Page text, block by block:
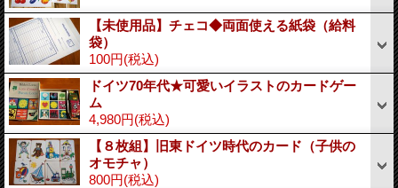
【未使用品】チェコ◆両面使える紙袋（給料
袋）
100円(税込)
ドイツ70年代★可愛いイラストのカードゲー
ム
4,980円(税込)
【８枚組】旧東ドイツ時代のカード（子供の
オモチャ）
800円(税込)